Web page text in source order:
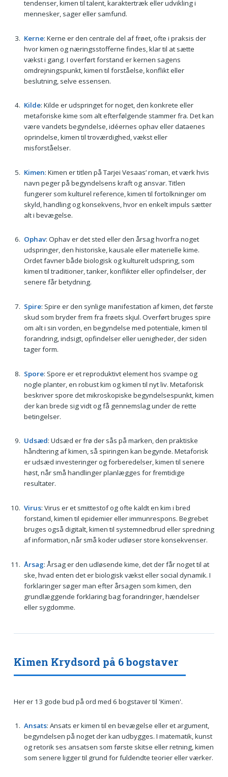
tendenser, kimen til talent, karaktertræk eller udvikling i
mennesker, sager eller samfund.
Kerne: Kerne er den centrale del af frøet, ofte i praksis der
hvor kimen og næringsstofferne findes, klar til at sætte
vækst i gang. I overført forstand er kernen sagens
omdrejningspunkt, kimen til forståelse, konflikt eller
beslutning, selve essensen.
Kilde: Kilde er udspringet for noget, den konkrete eller
metaforiske kime som alt efterfølgende stammer fra. Det kan
være vandets begyndelse, idéernes ophav eller dataenes
oprindelse, kimen til troværdighed, vækst eller
misforståelser.
Kimen: Kimen er titlen på Tarjei Vesaas’ roman, et værk hvis
navn peger på begyndelsens kraft og ansvar. Titlen
fungerer som kulturel reference, kimen til fortolkninger om
skyld, handling og konsekvens, hvor en enkelt impuls sætter
alt i bevægelse.
Ophav: Ophav er det sted eller den årsag hvorfra noget
udspringer, den historiske, kausale eller materielle kime.
Ordet favner både biologisk og kulturelt udspring, som
kimen til traditioner, tanker, konflikter eller opfindelser, der
senere får betydning.
Spire: Spire er den synlige manifestation af kimen, det første
skud som bryder frem fra frøets skjul. Overført bruges spire
om alt i sin vorden, en begyndelse med potentiale, kimen til
forandring, indsigt, opfindelser eller uenigheder, der siden
tager form.
Spore: Spore er et reproduktivt element hos svampe og
nogle planter, en robust kim og kimen til nyt liv. Metaforisk
beskriver spore det mikroskopiske begyndelsespunkt, kimen
der kan brede sig vidt og få gennemslag under de rette
betingelser.
Udsæd: Udsæd er frø der sås på marken, den praktiske
håndtering af kimen, så spiringen kan begynde. Metaforisk
er udsæd investeringer og forberedelser, kimen til senere
høst, når små handlinger planlægges for fremtidige
resultater.
Virus: Virus er et smittestof og ofte kaldt en kim i bred
forstand, kimen til epidemier eller immunrespons. Begrebet
bruges også digitalt, kimen til systemnedbrud eller spredning
af information, når små koder udløser store konsekvenser.
Årsag: Årsag er den udløsende kime, det der får noget til at
ske, hvad enten det er biologisk vækst eller social dynamik. I
forklaringer søger man efter årsagen som kimen, den
grundlæggende forklaring bag forandringer, hændelser
eller sygdomme.
Kimen Krydsord på 6 bogstaver
Her er 13 gode bud på ord med 6 bogstaver til 'Kimen'.
Ansats: Ansats er kimen til en bevægelse eller et argument,
begyndelsen på noget der kan udbygges. I matematik, kunst
og retorik ses ansatsen som første skitse eller retning, kimen
som senere ligger til grund for fuldendte teorier eller værker.